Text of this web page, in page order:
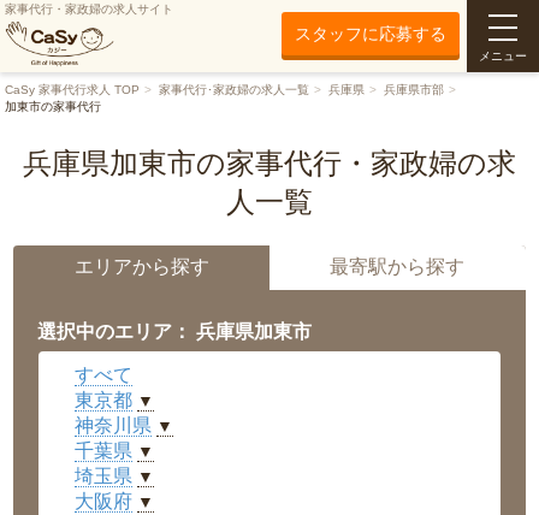
家事代行・家政婦の求人サイト
スタッフに応募する
メニュー
CaSy 家事代行求人 TOP 家事代行･家政婦の求人一覧 兵庫県
兵庫県市部
加東市の家事代行
兵庫県加東市の家事代行・家政婦の求
人一覧
エリアから探す 最寄駅から探す
選択中のエリア： 兵庫県加東市
すべて
東京都 ▼
神奈川県 ▼
千葉県 ▼
埼玉県 ▼
大阪府 ▼